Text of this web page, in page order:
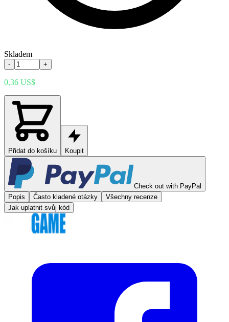
Skladem
- +
0,36 US$
Přidat do košíku Koupit
Check out with PayPal
Popis
Často kladené otázky
Všechny recenze
Jak uplatnit svůj kód